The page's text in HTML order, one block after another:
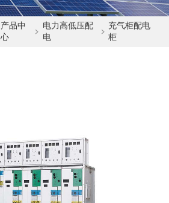
产品中
心
电力高低压配
电
充气柜配电
柜